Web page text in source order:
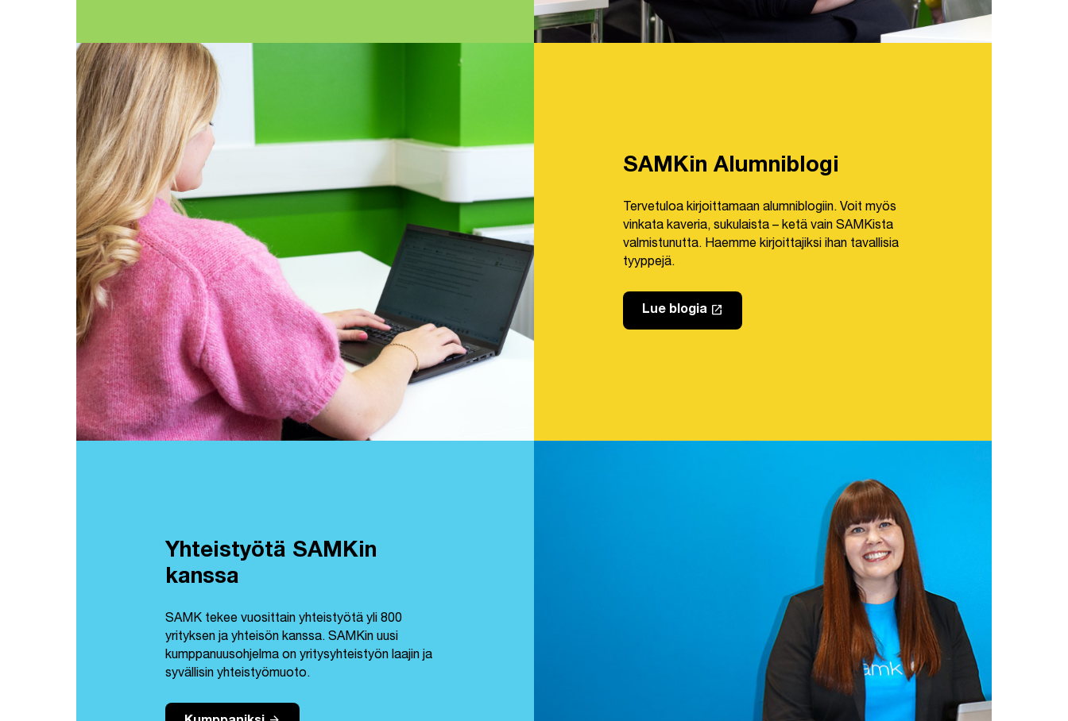
SAMKin Alumniblogi
Tervetuloa kirjoittamaan alumniblogiin. Voit myös
vinkata kaveria, sukulaista – ketä vain SAMKista
valmistunutta. Haemme kirjoittajiksi ihan tavallisia
tyyppejä.
Lue blogia launch
Yhteistyötä SAMKin
kanssa
SAMK tekee vuosittain yhteistyötä yli 800
yrityksen ja yhteisön kanssa. SAMKin uusi
kumppanuusohjelma on yritysyhteistyön laajin ja
syvällisin yhteistyömuoto.